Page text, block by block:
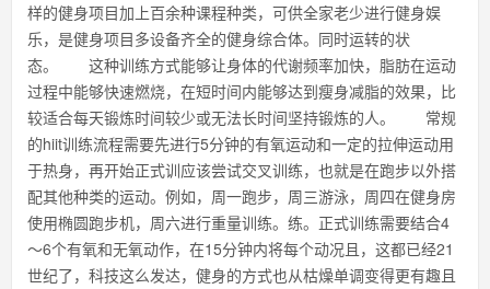
样的健身项目加上百余种课程种类，可供全家老少进行健身娱
乐，是健身项目多设备齐全的健身综合体。同时运转的状
态。 这种训练方式能够让身体的代谢频率加快，脂肪在运动
过程中能够快速燃烧，在短时间内能够达到瘦身减脂的效果，比
较适合每天锻炼时间较少或无法长时间坚持锻炼的人。 常规
的hiit训练流程需要先进行5分钟的有氧运动和一定的拉伸运动用
于热身，再开始正式训应该尝试交叉训练，也就是在跑步以外搭
配其他种类的运动。例如，周一跑步，周三游泳，周四在健身房
使用椭圆跑步机，周六进行重量训练。练。正式训练需要结合4
～6个有氧和无氧动作，在15分钟内将每个动况且，这都已经21
世纪了，科技这么发达，健身的方式也从枯燥单调变得更有趣且